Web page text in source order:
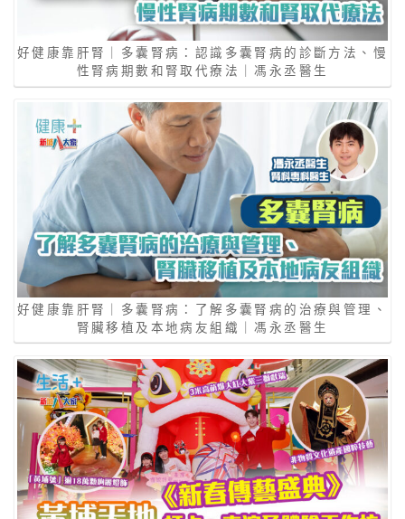
好健康靠肝腎｜多囊腎病：認識多囊腎病的診斷方法、慢
性腎病期數和腎取代療法｜馮永丞醫生
好健康靠肝腎｜多囊腎病：了解多囊腎病的治療與管理、
腎臟移植及本地病友組織｜馮永丞醫生